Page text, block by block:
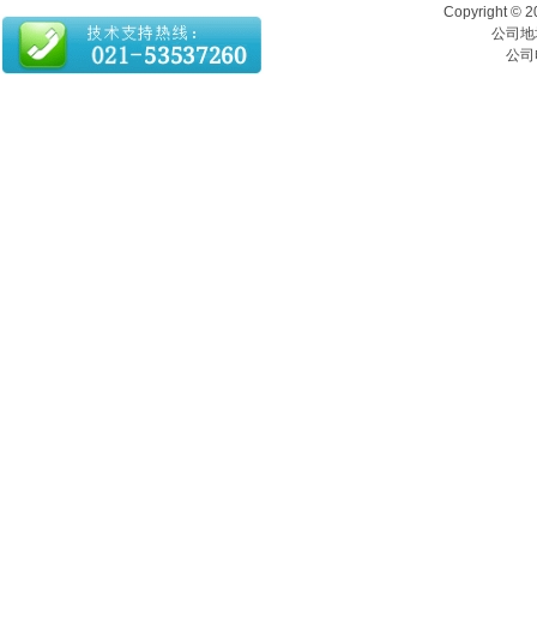
Copyright ©
公司
公